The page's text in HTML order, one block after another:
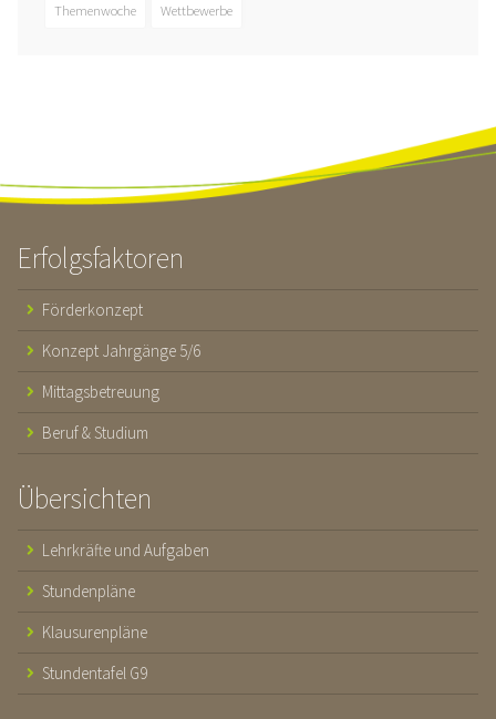
Themenwoche Wettbewerbe
Erfolgsfaktoren
Förderkonzept
Konzept Jahrgänge 5/6
Mittagsbetreuung
Beruf & Studium
Übersichten
Lehrkräfte und Aufgaben
Stundenpläne
Klausurenpläne
Stundentafel G9